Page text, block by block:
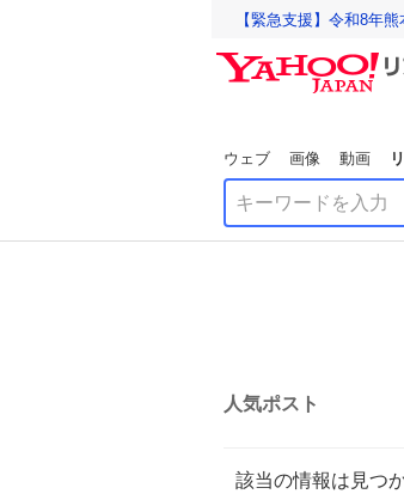
【緊急支援】令和8年
ウェブ 画像 動画
人気ポスト
該当の情報は見つ